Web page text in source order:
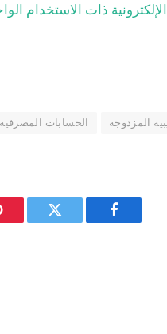
ذات الاستخدام
المزدوجة الحسابات المصرفية
فيسبوك تويتر